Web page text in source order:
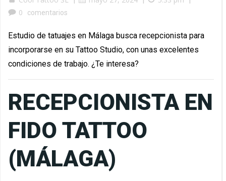
0
comentarios
Estudio de tatuajes en Málaga busca recepcionista para
incorporarse en su Tattoo Studio, con unas excelentes
condiciones de trabajo. ¿Te interesa?
RECEPCIONISTA EN
FIDO TATTOO
(MÁLAGA)